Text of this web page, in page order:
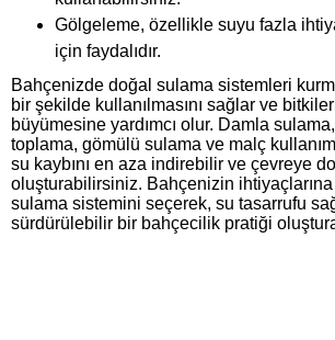
Gölgeleme, özellikle suyu fazla
için faydalıdır.
Bahçenizde doğal sulama sistemleri
bir şekilde kullanılmasını sağlar ve
büyümesine yardımcı olur. Damla
toplama, gömülü sulama ve malç
su kaybını en aza indirebilir ve çevreye
oluşturabilirsiniz. Bahçenizin
sulama sistemini seçerek, su tasarrufu
sürdürülebilir bir bahçecilik pratiği